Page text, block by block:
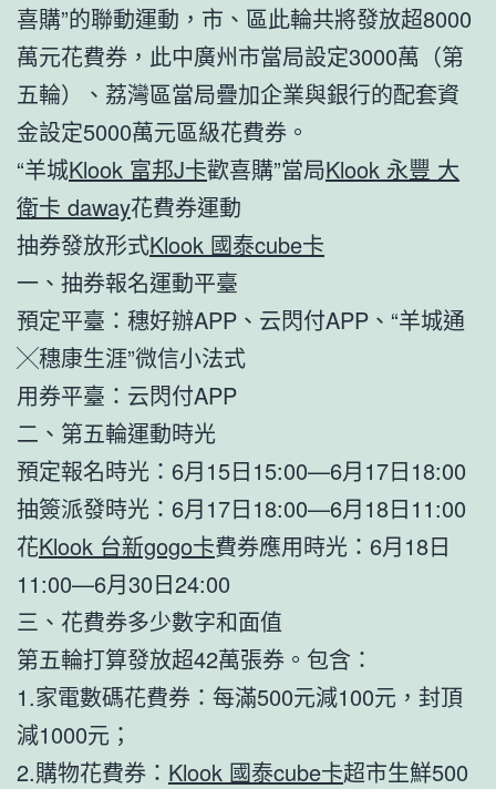
喜購”的聯動運動，市、區此輪共將發放超8000
萬元花費券，此中廣州市當局設定3000萬（第
五輪）、荔灣區當局疊加企業與銀行的配套資
金設定5000萬元區級花費券。
“羊城Klook 富邦J卡歡喜購”當局Klook 永豐 大
衛卡 daway花費券運動
抽券發放形式Klook 國泰cube卡
一、抽券報名運動平臺
預定平臺：穗好辦APP、云閃付APP、“羊城通
╳穗康生涯”微信小法式
用券平臺：云閃付APP
二、第五輪運動時光
預定報名時光：6月15日15:00—6月17日18:00
抽簽派發時光：6月17日18:00—6月18日11:00
花Klook 台新gogo卡費券應用時光：6月18日
11:00—6月30日24:00
三、花費券多少數字和面值
第五輪打算發放超42萬張券。包含：
1.家電數碼花費券：每滿500元減100元，封頂
減1000元；
2.購物花費券： Klook 國泰cube卡超市生鮮500